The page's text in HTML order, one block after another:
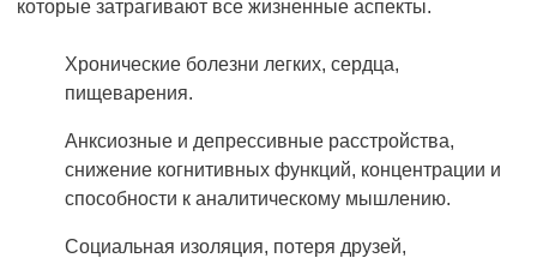
которые затрагивают все жизненные аспекты.
Хронические болезни легких, сердца,
пищеварения.
Анксиозные и депрессивные расстройства,
снижение когнитивных функций, концентрации и
способности к аналитическому мышлению.
Социальная изоляция, потеря друзей,